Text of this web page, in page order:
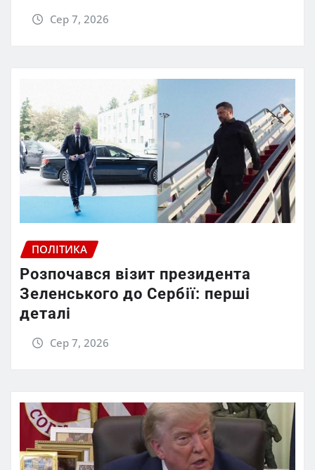
Сер 7, 2026
ПОЛІТИКА
Розпочався візит президента
Зеленського до Сербії: перші
деталі
Сер 7, 2026